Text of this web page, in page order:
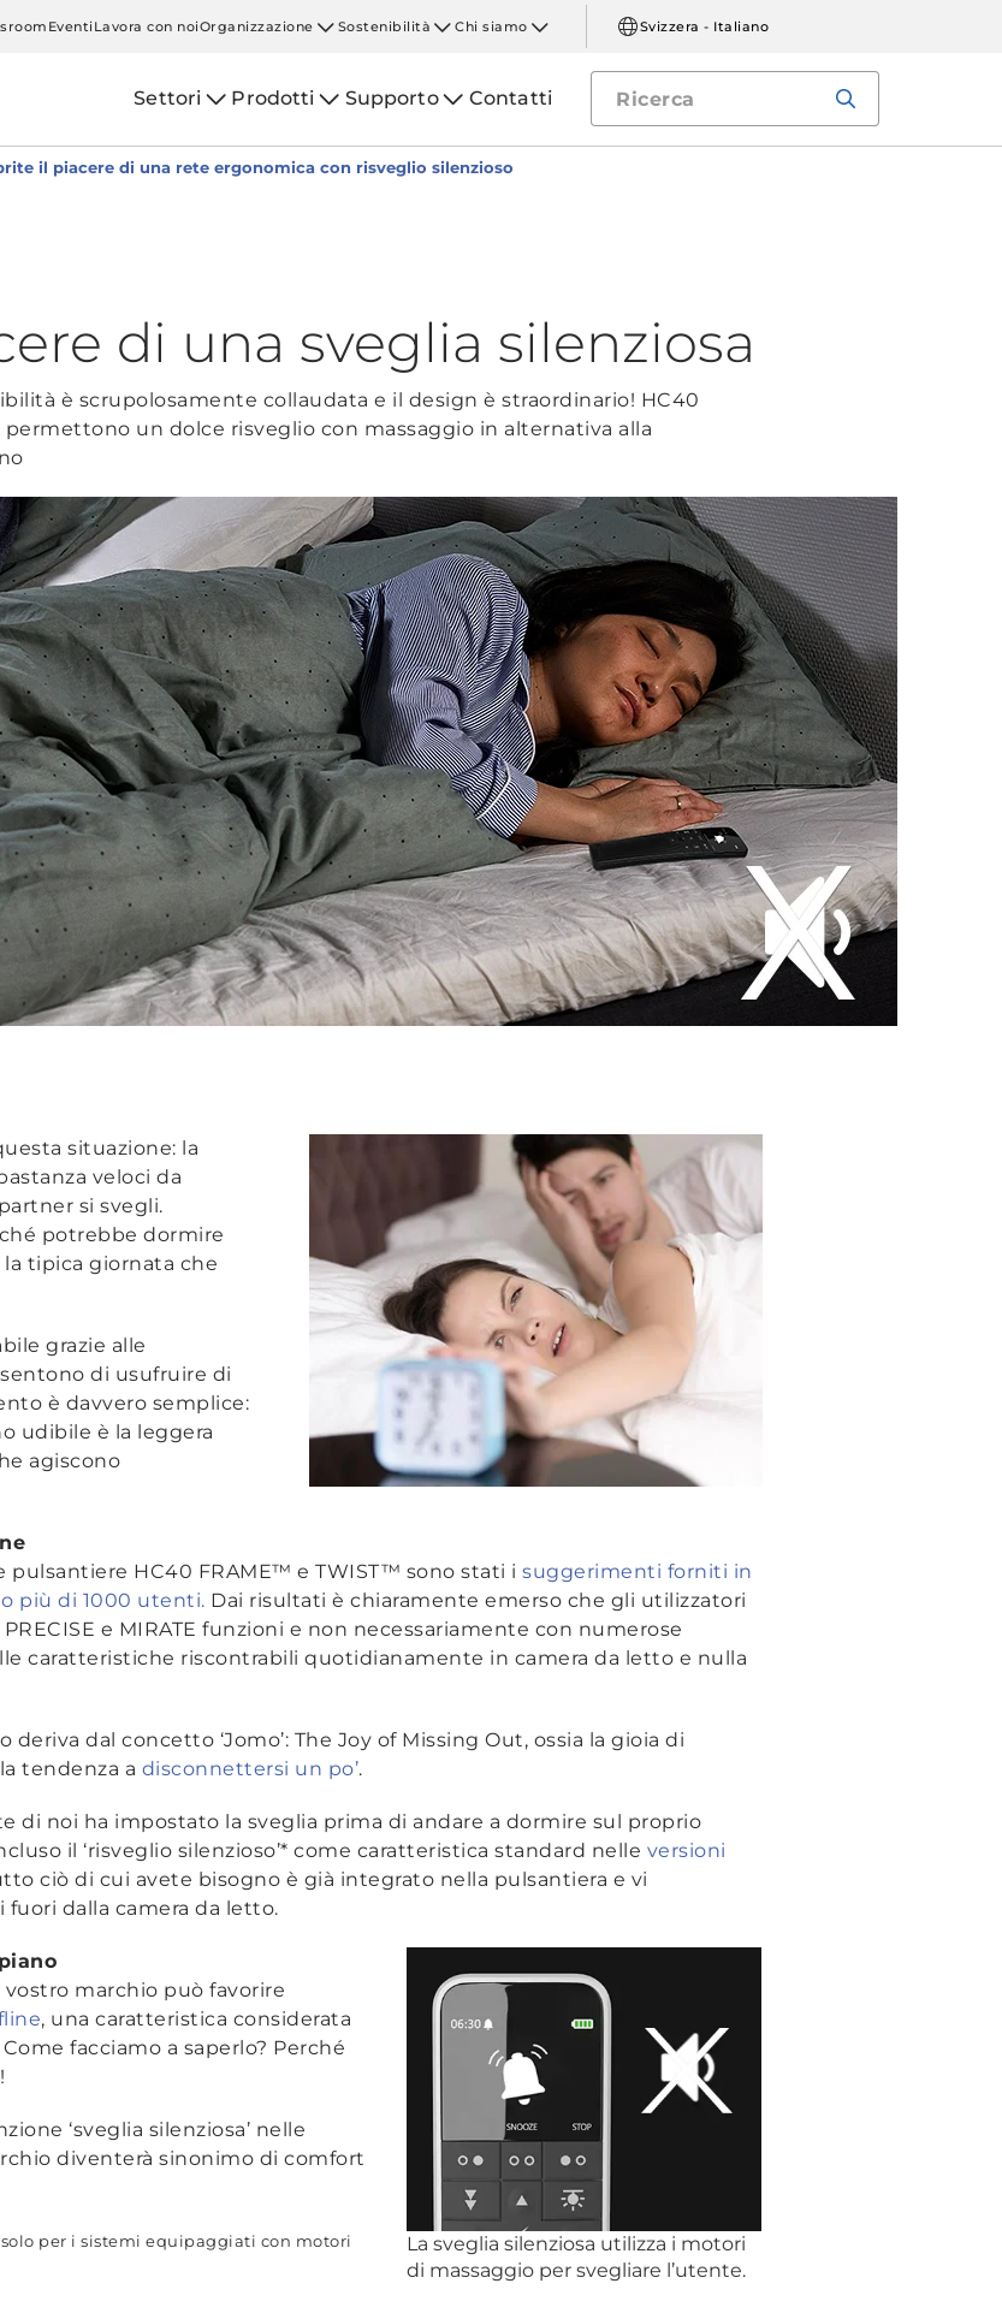
EventiLavora con noiOrganizzazione Sostenibilità Chi siamo Svizzera - Italiano
Settori Prodotti Supporto Contatti
il piacere di una rete ergonomica con risveglio silenzioso
di una sveglia silenziosa
è scrupolosamente collaudata e il design è straordinario! HC40
un dolce risveglio con massaggio in alternativa alla
situazione: la
veloci da
si svegli.
potrebbe dormire
la tipica giornata che
grazie alle
di usufruire di
è davvero semplice:
udibile è la leggera
agiscono
pulsantiere HC40 FRAME™ e TWIST™ sono stati i suggerimenti forniti in
più di 1000 utenti. Dai risultati è chiaramente emerso che gli utilizzatori
e MIRATE funzioni e non necessariamente con numerose
caratteristiche riscontrabili quotidianamente in camera da letto e nulla
dal concetto ‘Jomo’: The Joy of Missing Out, ossia la gioia di
tendenza a disconnettersi un po’.
di noi ha impostato la sveglia prima di andare a dormire sul proprio
il ‘risveglio silenzioso’* come caratteristica standard nelle versioni
ciò di cui avete bisogno è già integrato nella pulsantiera e vi
dalla camera da letto.
marchio può favorire
, una caratteristica considerata
facciamo a saperlo? Perché
‘sveglia silenziosa’ nelle
diventerà sinonimo di comfort
per i sistemi equipaggiati con motori
La sveglia silenziosa utilizza i motori
di massaggio per svegliare l’utente.